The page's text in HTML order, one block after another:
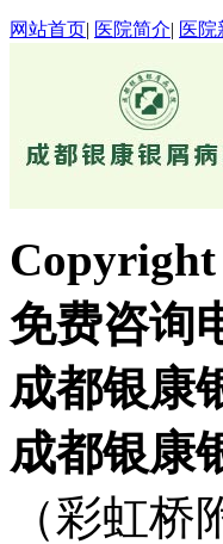
网站首页| 医院简介| 医院
免费咨询
成都银康
成都银康
（彩虹